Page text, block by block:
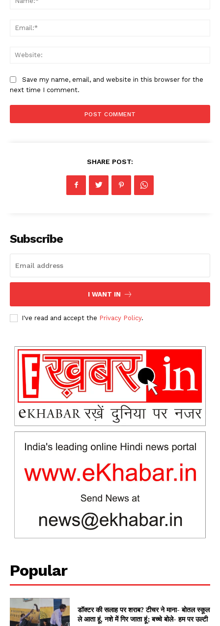
Save my name, email, and website in this browser for the
next time I comment.
SHARE POST:
Subscribe
I WANT IN
I've read and accept the Privacy Policy.
Popular
डॉक्टर की सलाह पर शराब? टीचर ने माना- बोतल स्कूल
ले आता हूं, नशे में गिर जाता हूं; बच्चे बोले- हम पर उल्टी